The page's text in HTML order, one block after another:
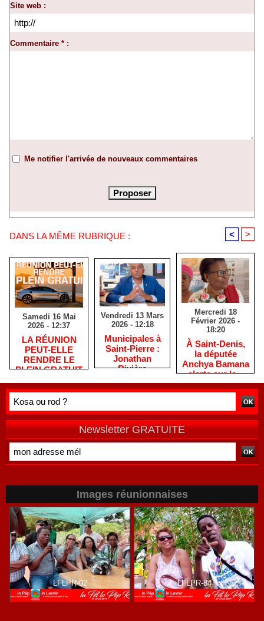
Site web :
Commentaire * :
Me notifier l'arrivée de nouveaux commentaires
DANS LA MÊME RUBRIQUE : < >
Samedi 16 Mai
2026 - 12:37
​LA RÉUNION
PEUT-ELLE
RENDRE LE
PLEIN GRATUIT
Vendredi 13 Mars
2026 - 12:18
​Municipales à
Saint-Pierre :
Jonathan
Rivière
habitants après
de terrain
Mercredi 18
Février 2026 -
18:20
​À Saint-Denis,
la députée
Anchya Bamana
alerte sur la «
double peine »
vécue par
Newsletter GRATUITE
Images réunionnaises
LFLPR-02 LFLPR-84